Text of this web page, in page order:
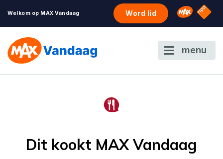
Welkom op MAX Vandaag Word lid Omroep
NPO
menu
Dit kookt MAX Vandaag